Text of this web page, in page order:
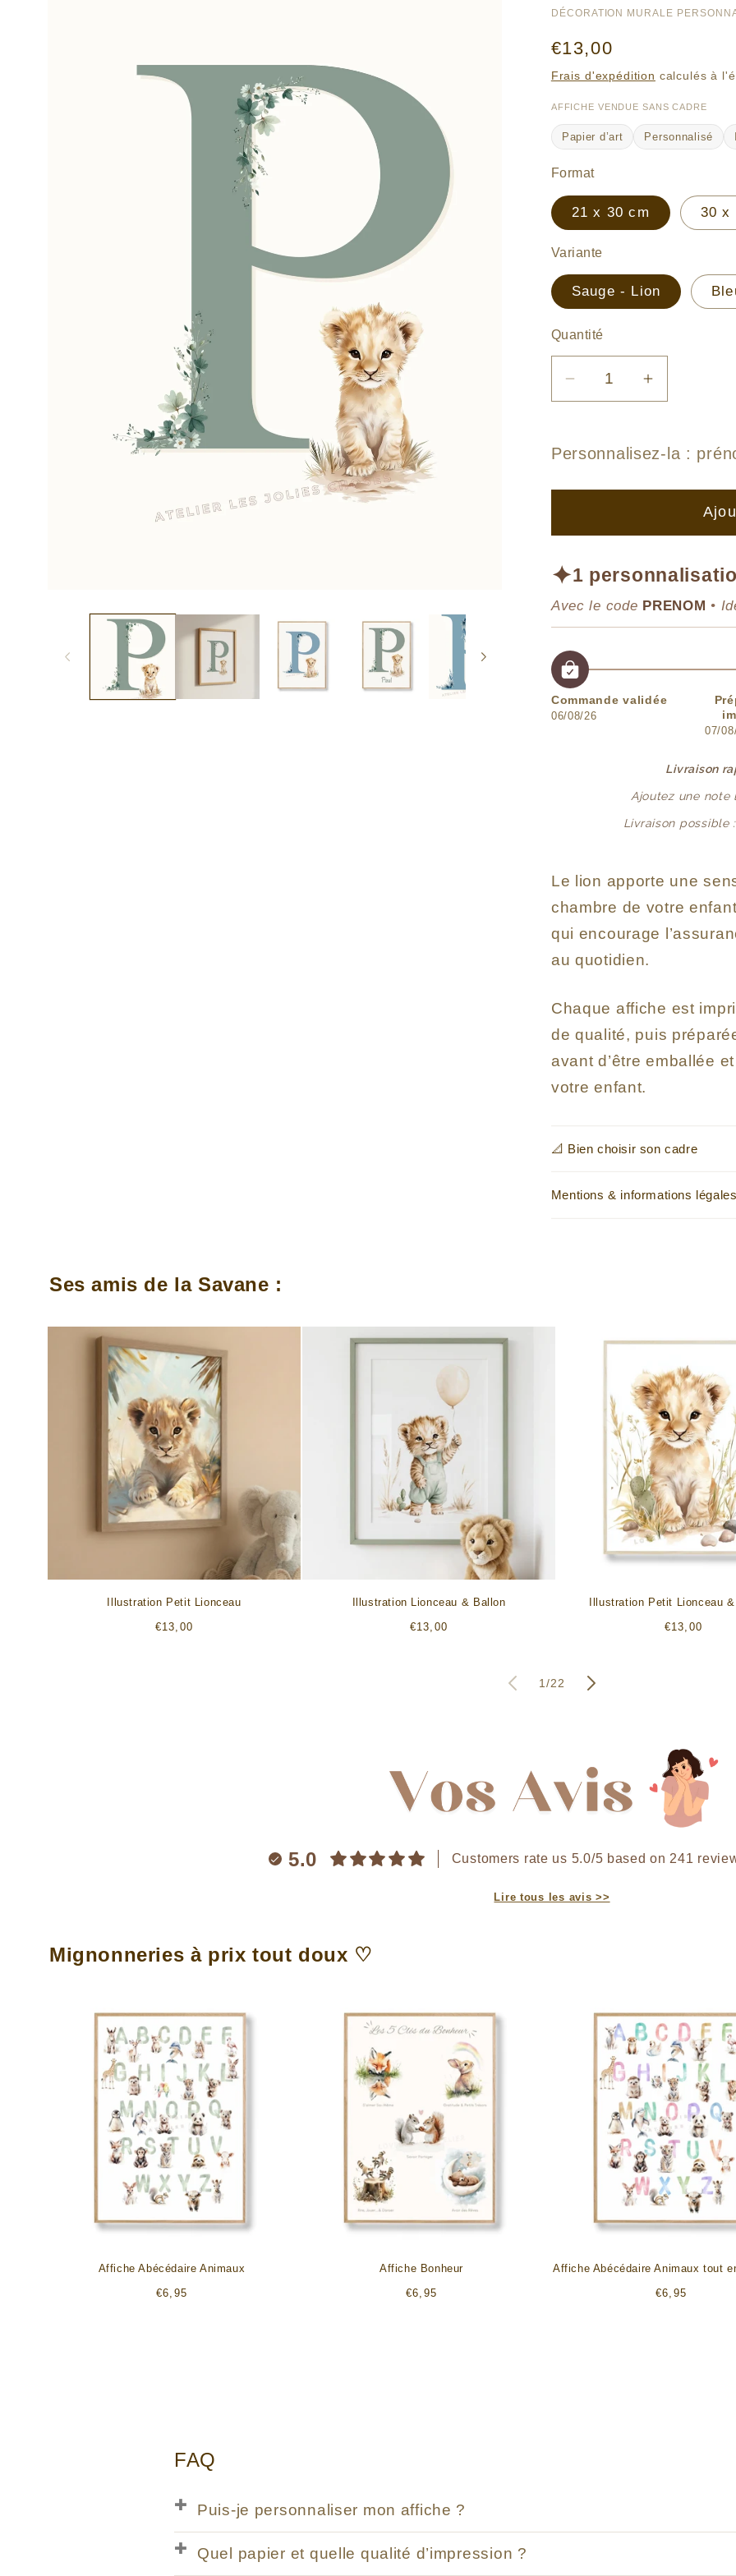
DÉCORATION MURALE
Prix
habituel
€13,00
Frais d'expédition calculés à
AFFICHE VENDUE SANS CADRE
Papier d’art Personnalisé
Format
21 x 30 cm 30 x
Variante
Sauge - Lion
Quantité
Réduire
de
Lettre
&amp;
Augmenter
de
Lettre
&amp;
Personnalisez-la :
✦1
Avec le code PRENOM •
Commande validée
06/08/26
07/
Livraison
Ajoutez une note
Livraison possible
Le lion apporte une
chambre de votre
qui encourage
au quotidien.
Chaque affiche est
de qualité, puis
avant d’être emballée
votre enfant.
📐 Bien choisir son cadre
Mentions & informations
Ses amis de la Savane :
Illustration Petit Lionceau
Prix
€13,00
Illustration Lionceau & Ballon
Prix
€13,00
Illustration Petit Lionceau
Prix
€13,00
1/de
22
5.0 Customers rate us 5.0/5 based on 241
Lire tous les avis >>
Mignonneries à prix tout doux ♡
Affiche Abécédaire Animaux
Prix
€6,95
Affiche Bonheur
Prix
€6,95
Affiche Abécédaire Animaux tout
Prix
€6,95
FAQ
Puis-je personnaliser mon affiche ?
Quel papier et quelle qualité d’impression ?